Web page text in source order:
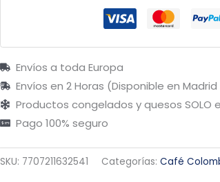
Envíos a toda Europa
Envíos en 2 Horas (Disponible en
Productos congelados y quesos SOLO
Pago 100% seguro
SKU: 7707211632541 Categorías:Café